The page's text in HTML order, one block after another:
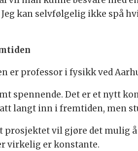
kan selvfølgelig ikke spå
er professor i fysikk ved
spennende. Det er et nytt
langt inn i fremtiden, men
prosjektet vil gjøre det mulig
virkelig er konstante.